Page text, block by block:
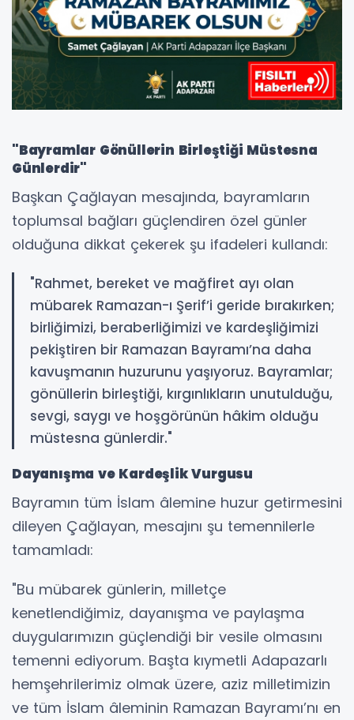
"Bayramlar Gönüllerin Birleştiği Müstesna
Günlerdir"
Başkan Çağlayan mesajında, bayramların
toplumsal bağları güçlendiren özel günler
olduğuna dikkat çekerek şu ifadeleri kullandı:
"Rahmet, bereket ve mağfiret ayı olan
mübarek Ramazan-ı Şerif’i geride bırakırken;
birliğimizi, beraberliğimizi ve kardeşliğimizi
pekiştiren bir Ramazan Bayramı’na daha
kavuşmanın huzurunu yaşıyoruz. Bayramlar;
gönüllerin birleştiği, kırgınlıkların unutulduğu,
sevgi, saygı ve hoşgörünün hâkim olduğu
müstesna günlerdir."
Dayanışma ve Kardeşlik Vurgusu
Bayramın tüm İslam âlemine huzur getirmesini
dileyen Çağlayan, mesajını şu temennilerle
tamamladı:
"Bu mübarek günlerin, milletçe
kenetlendiğimiz, dayanışma ve paylaşma
duygularımızın güçlendiği bir vesile olmasını
temenni ediyorum. Başta kıymetli Adapazarlı
hemşehrilerimiz olmak üzere, aziz milletimizin
ve tüm İslam âleminin Ramazan Bayramı’nı en